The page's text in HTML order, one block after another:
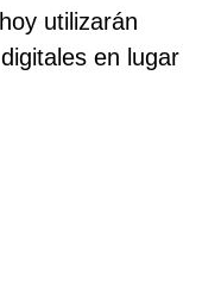
utilizarán
en lugar